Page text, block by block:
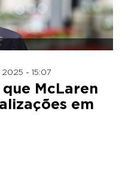
- 15:07
McLaren
em